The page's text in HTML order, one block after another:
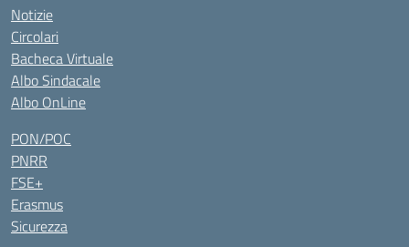
Notizie
Circolari
Bacheca Virtuale
Albo Sindacale
Albo OnLine
PON/POC
PNRR
FSE+
Erasmus
Sicurezza